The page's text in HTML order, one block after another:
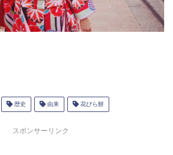
歴史 由来 花びら餅
スポンサーリンク